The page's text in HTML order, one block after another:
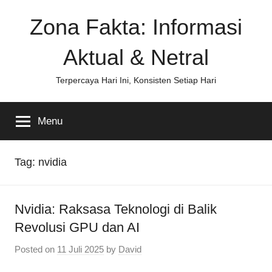
Zona Fakta: Informasi
Aktual & Netral
Terpercaya Hari Ini, Konsisten Setiap Hari
Menu
Tag: nvidia
Nvidia: Raksasa Teknologi di Balik
Revolusi GPU dan AI
Posted on 11 Juli 2025 by David